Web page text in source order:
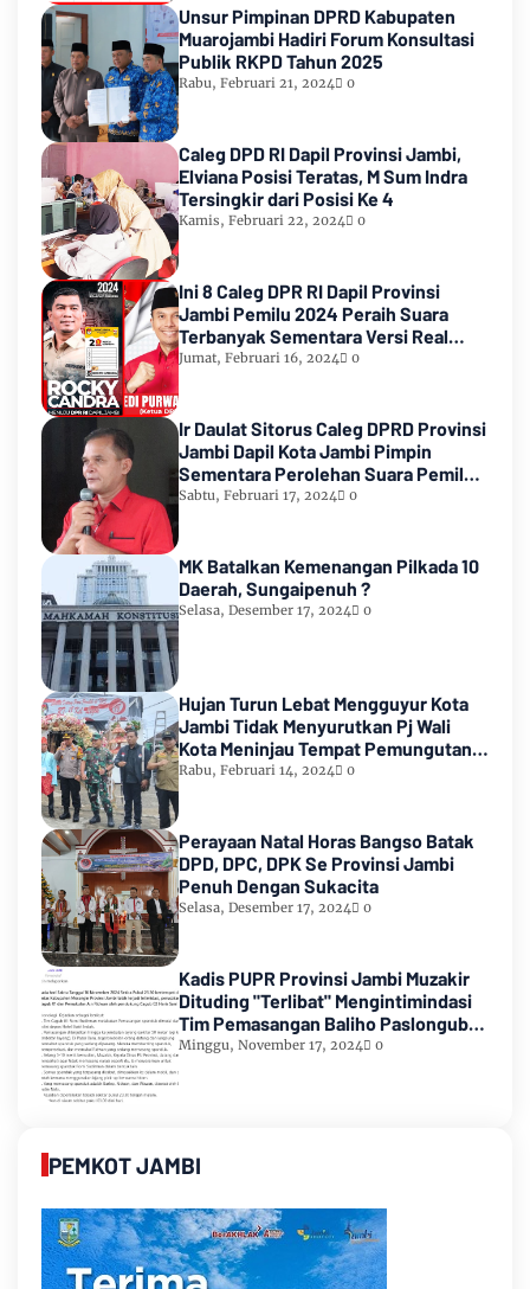
Unsur Pimpinan DPRD Kabupaten
Muarojambi Hadiri Forum Konsultasi
Publik RKPD Tahun 2025
Rabu, Februari 21, 2024 0
Caleg DPD RI Dapil Provinsi Jambi,
Elviana Posisi Teratas, M Sum Indra
Tersingkir dari Posisi Ke 4
Kamis, Februari 22, 2024 0
Ini 8 Caleg DPR RI Dapil Provinsi
Jambi Pemilu 2024 Peraih Suara
Terbanyak Sementara Versi Real
Count KPU RI
Jumat, Februari 16, 2024 0
Ir Daulat Sitorus Caleg DPRD Provinsi
Jambi Dapil Kota Jambi Pimpin
Sementara Perolehan Suara Pemilu
2024
Sabtu, Februari 17, 2024 0
MK Batalkan Kemenangan Pilkada 10
Daerah, Sungaipenuh ?
Selasa, Desember 17, 2024 0
Hujan Turun Lebat Mengguyur Kota
Jambi Tidak Menyurutkan Pj Wali
Kota Meninjau Tempat Pemungutan
Suara Pemilu 2024
Rabu, Februari 14, 2024 0
Perayaan Natal Horas Bangso Batak
DPD, DPC, DPK Se Provinsi Jambi
Penuh Dengan Sukacita
Selasa, Desember 17, 2024 0
Kadis PUPR Provinsi Jambi Muzakir
Dituding "Terlibat" Mengintimindasi
Tim Pemasangan Baliho Paslongub
Romi-Sudirman
Minggu, November 17, 2024 0
PEMKOT JAMBI